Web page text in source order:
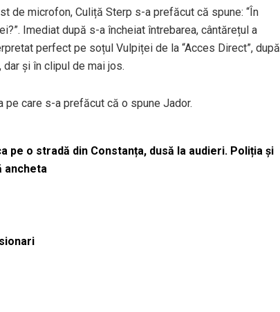
de microfon, Culiță Sterp s-a prefăcut că spune: “În
Imediat după s-a încheiat întrebarea, cântărețul a
perfect pe soțul Vulpiței de la “Acces Direct”, după
și în clipul de mai jos.
pe care s-a prefăcut că o spune Jador.
pe o stradă din Constanța, dusă la audieri. Poliția și
ancheta